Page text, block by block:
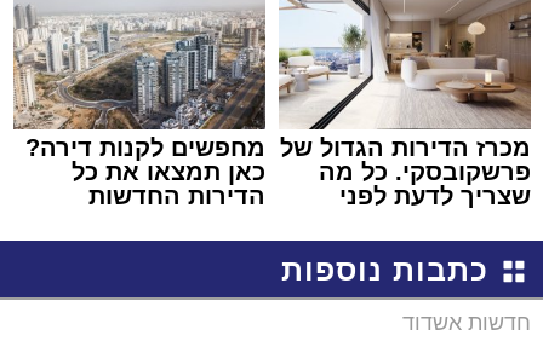
מכרז הדירות הגדול של
פרשקובסקי. כל מה
שצריך לדעת לפני
באשדוד
מחפשים לקנות דירה?
כאן תמצאו את כל
הדירות החדשות
כתבות נוספות
חדשות אשדוד